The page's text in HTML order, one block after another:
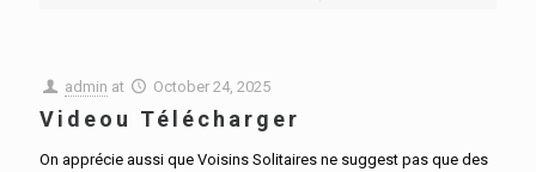
admin at October 24, 2025
Videou Télécharger
On apprécie aussi que Voisins Solitaires ne suggest pas que des